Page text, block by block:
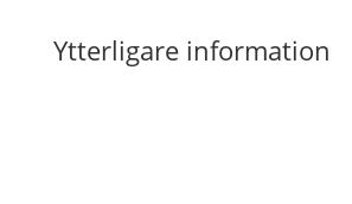
Ytterligare information